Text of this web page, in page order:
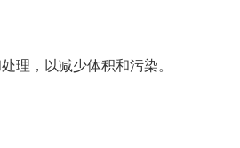
理，以减少体积和污染。